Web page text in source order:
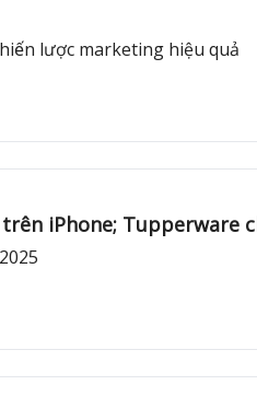
lược marketing hiệu quả
iPhone;